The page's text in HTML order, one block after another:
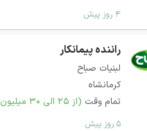
۴ روز پیش
راننده پیمانکار
لبنیات صباح
کرمانشاه
تمام وقت (از ۲۵ الی ۳۰ میلیون)
۵ روز پیش